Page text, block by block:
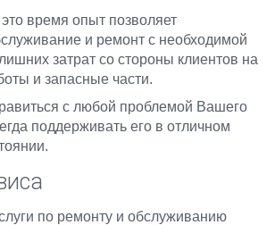
время опыт позволяет
и ремонт с необходимой
затрат со стороны клиентов на
и запасные части.
с любой проблемой Вашего
поддерживать его в отличном
по ремонту и обслуживанию